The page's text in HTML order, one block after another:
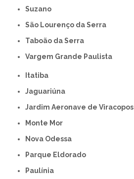
Suzano
São Lourenço da Serra
Taboão da Serra
Vargem Grande Paulista
Itatiba
Jaguariúna
Jardim Aeronave de Viracopos
Monte Mor
Nova Odessa
Parque Eldorado
Paulínia